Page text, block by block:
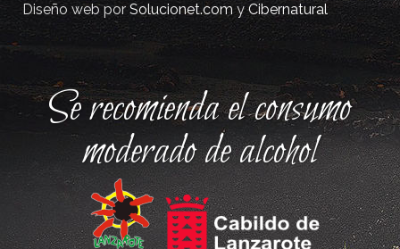
Diseño web porSolucionet.comyCibernatural
Se recomienda el consumo
moderado de alcohol